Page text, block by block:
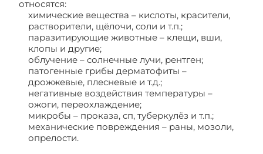
относятся:
химические вещества – кислоты, красители,
растворители, щёлочи, соли и т.п.;
паразитирующие животные – клещи, вши,
клопы и другие;
облучение – солнечные лучи, рентген;
патогенные грибы дерматофиты –
дрожжевые, плесневые и т.д.;
негативные воздействия температуры –
ожоги, переохлаждение;
микробы – проказа, сп, туберкулёз и т.п.;
механические повреждения – раны, мозоли,
опрелости.